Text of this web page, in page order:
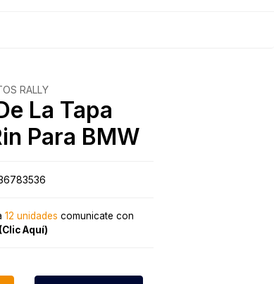
RALLY
La Tapa
Para BMW
12 unidades comunicate con
(Clic Aquí)